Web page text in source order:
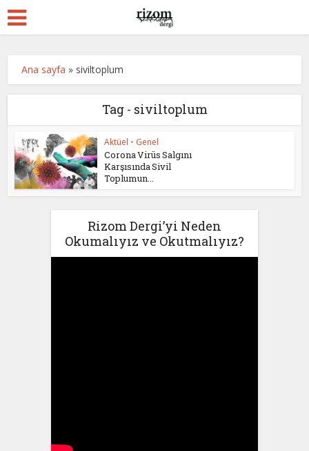
Ana sayfa » siviltoplum
Tag - siviltoplum
Aktüel • Genel
Corona Virüs Salgını
Karşısında Sivil
Toplumun...
Rizom Dergi’yi Neden
Okumalıyız ve Okutmalıyız?